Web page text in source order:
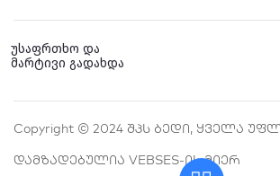
o r
m
უსაფრთხო და
მარტივი გადახდა
Copyright © 2024 Შპს Ბედი, Ყველა
Დამზადებულია VEBSES-Ის Მიერ